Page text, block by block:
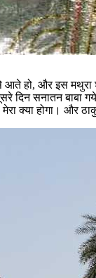
से आते हो, और इस
दिन सनातन
क्या होगा। और